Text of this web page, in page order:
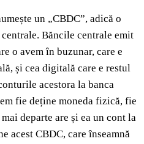
un „CBDC”, adică o
Băncile centrale emit
o avem în buzunar, care e
și cea digitală care e restul
acestora la banca
fie deține moneda fizică, fie
departe are și ea un cont la
acest CBDC, care înseamnă